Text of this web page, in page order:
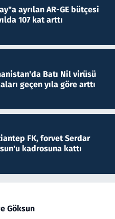
ayrılan AR-GE bütçesi
107 kat arttı
Batı Nil virüsü
geçen yıla göre arttı
FK, forvet Serdar
kadrosuna kattı
Göksun